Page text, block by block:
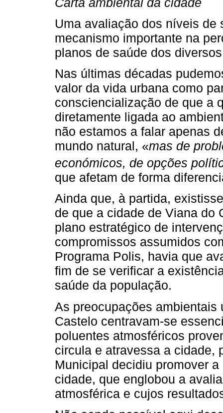
Uma avaliação dos níveis de
mecanismo importante na
planos de saúde dos
Nas últimas décadas
valor da vida urbana como
consciencialização de que a
diretamente ligada ao
não estamos a falar apenas
mundo natural, «mas de
económicos, de opções
que afetam de forma
Ainda que, à partida,
de que a cidade de Viana do
plano estratégico de
compromissos assumidos
Programa Polis, havia que
fim de se verificar a
saúde da população.
As preocupações
Castelo centravam-se
poluentes atmosféricos
circula e atravessa a cidade,
Municipal decidiu promover
cidade, que englobou a
atmosférica e cujos